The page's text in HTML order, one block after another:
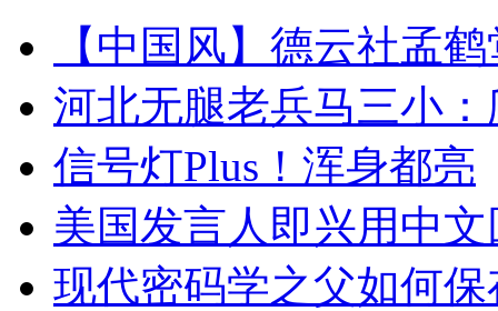
【中国风】德云社孟
河北无腿老兵马三小
信号灯Plus！浑身都亮
美国发言人即兴用中
现代密码学之父如何